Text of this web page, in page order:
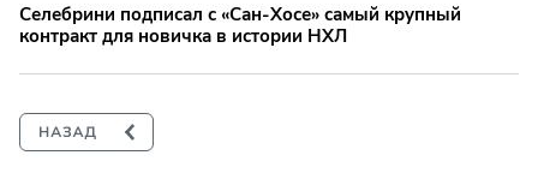
Селебрини подписал с «Сан-Хосе» самый крупный
контракт для новичка в истории НХЛ